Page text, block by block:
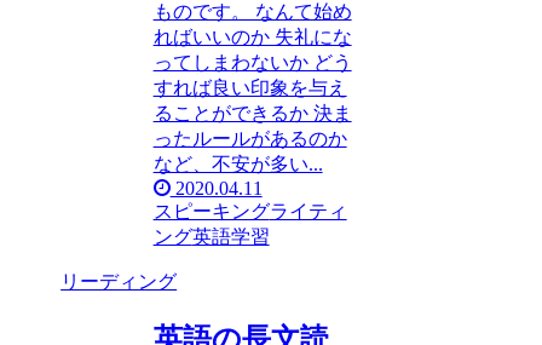
ものです。 なんて始め
ればいいのか 失礼にな
ってしまわないか どう
すれば良い印象を与え
ることができるか 決ま
ったルールがあるのか
など、不安が多い...
2020.04.11
スピーキングライティ
ング英語学習
リーディング